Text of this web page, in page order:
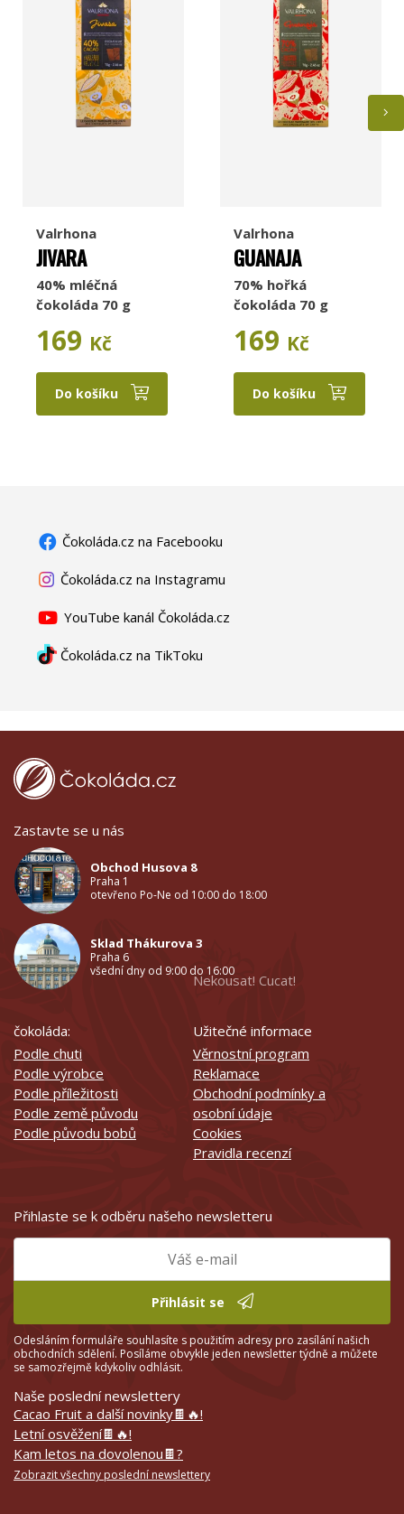
Valrhona
JIVARA
40% mléčná
čokoláda 70 g
169 Kč
Do košíku
Valrhona
GUANAJA
70% hořká
čokoláda 70 g
169 Kč
Do košíku
Čokoláda.cz na Facebooku
Čokoláda.cz na Instagramu
YouTube kanál Čokoláda.cz
Čokoláda.cz na TikToku
Zastavte se u nás
Obchod Husova 8
Praha 1
otevřeno Po-Ne od 10:00 do 18:00
Sklad Thákurova 3
Praha 6
všední dny od 9:00 do 16:00
čokoláda:
Podle chuti
Podle výrobce
Podle příležitosti
Podle země původu
Podle původu bobů
Nekousat! Cucat!
Užitečné informace
Věrnostní program
Reklamace
Obchodní podmínky a
osobní údaje
Cookies
Pravidla recenzí
Přihlaste se k odběru našeho newsletteru
Přihlásit se
Odesláním formuláře souhlasíte s použitím adresy pro zasílání našich
obchodních sdělení. Posíláme obvykle jeden newsletter týdně a můžete
se samozřejmě kdykoliv odhlásit.
Naše poslední newslettery
Cacao Fruit a další novinky🍫🔥!
Letní osvěžení🍫🔥!
Kam letos na dovolenou🍫?
Zobrazit všechny poslední newslettery